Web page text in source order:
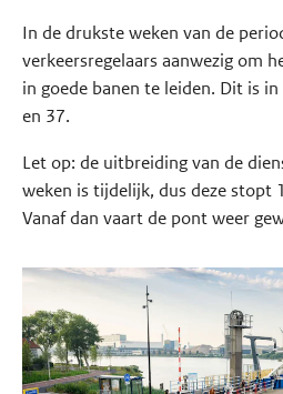
In de drukste weken van de
verkeersregelaars aanwezig om
in goede banen te leiden. Dit is
en 37.
Let op: de uitbreiding van de
weken is tijdelijk, dus deze stopt
Vanaf dan vaart de pont weer